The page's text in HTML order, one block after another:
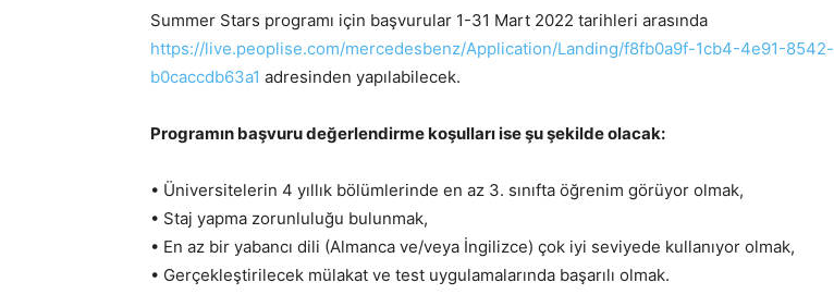
Summer Stars programı için başvurular 1-31 Mart 2022 tarihleri arasında
https://live.peoplise.com/mercedesbenz/Application/Landing/f8fb0a9f-1cb4-4e91-8542-
b0caccdb63a1 adresinden yapılabilecek.
Programın başvuru değerlendirme koşullarıiseşuşekilde olacak:
• Üniversitelerin 4 yıllık bölümlerinde en az 3. sınıfta öğrenim görüyor olmak,
• Staj yapma zorunluluğu bulunmak,
• En az bir yabancı dili (Almanca ve/veya İngilizce) çok iyi seviyede kullanıyor olmak,
• Gerçekleştirilecek mülakat ve test uygulamalarında başarılı olmak.